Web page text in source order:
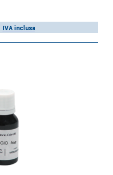
IVA inclusa